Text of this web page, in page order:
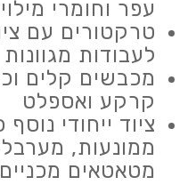
עפר וחומרי מילוי
טרקטורים עם
לעבודות מגוונות
מכבשים קלים
קרקע ואספלט
ציוד ייחודי
ממונעות,
מטאטאים